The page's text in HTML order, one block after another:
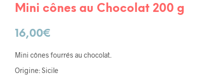
Mini cônes au Chocolat 200 g
16,00€
Mini cônes fourrés au chocolat.
Origine: Sicile